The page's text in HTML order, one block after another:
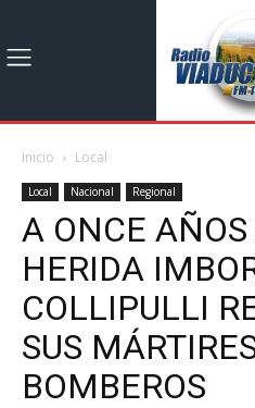
Inicio Local
Local Nacional Regional
A ONCE
HERIDA
COLLIPULLI
SUS
BOMBEROS